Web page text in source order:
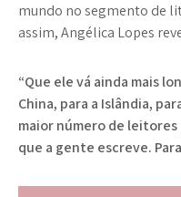
mundo no segmento de
assim, Angélica Lopes
“Que ele vá ainda mais
China, para a Islândia,
maior número de leitores
que a gente escreve.